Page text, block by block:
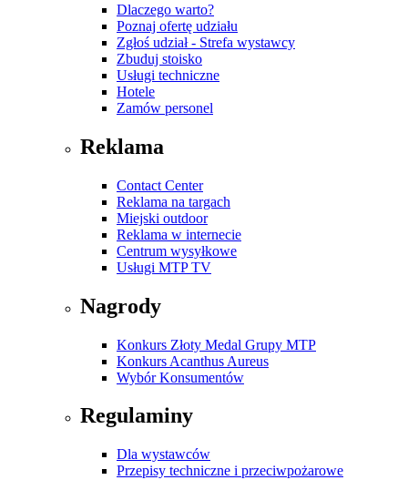
Dlaczego warto?
Poznaj ofertę udziału
Zgłoś udział - Strefa wystawcy
Zbuduj stoisko
Usługi techniczne
Hotele
Zamów personel
Reklama
Contact Center
Reklama na targach
Miejski outdoor
Reklama w internecie
Centrum wysyłkowe
Usługi MTP TV
Nagrody
Konkurs Złoty Medal Grupy MTP
Konkurs Acanthus Aureus
Wybór Konsumentów
Regulaminy
Dla wystawców
Przepisy techniczne i przeciwpożarowe